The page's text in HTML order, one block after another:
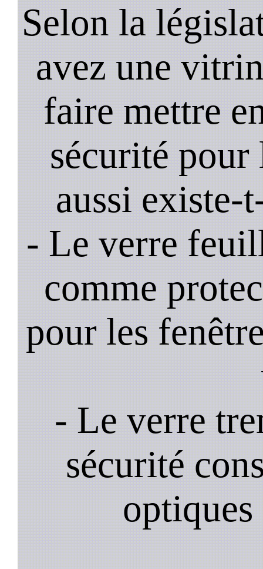
Selon la
avez une
faire mettre
sécurité pour
aussi
- Le verre
comme
pour les
- Le verre
sécurité
optiques